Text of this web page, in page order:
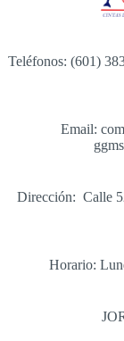
Teléfonos: (601)
Email:
Dirección: Calle
Horario: